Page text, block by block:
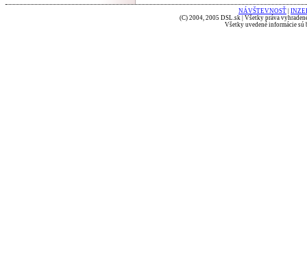
NÁVŠTEVNOSŤ
(C) 2004, 2005 DSL.sk | Všetky práva
Všetky uvedené informácie sú